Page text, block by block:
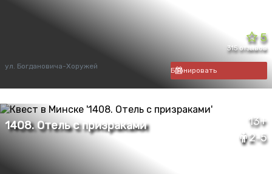
5
315 отзывов
ул. Богдановича-Хоружей Бронировать
13+
2-5